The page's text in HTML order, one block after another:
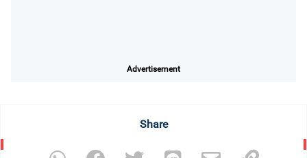
Advertisement
Share